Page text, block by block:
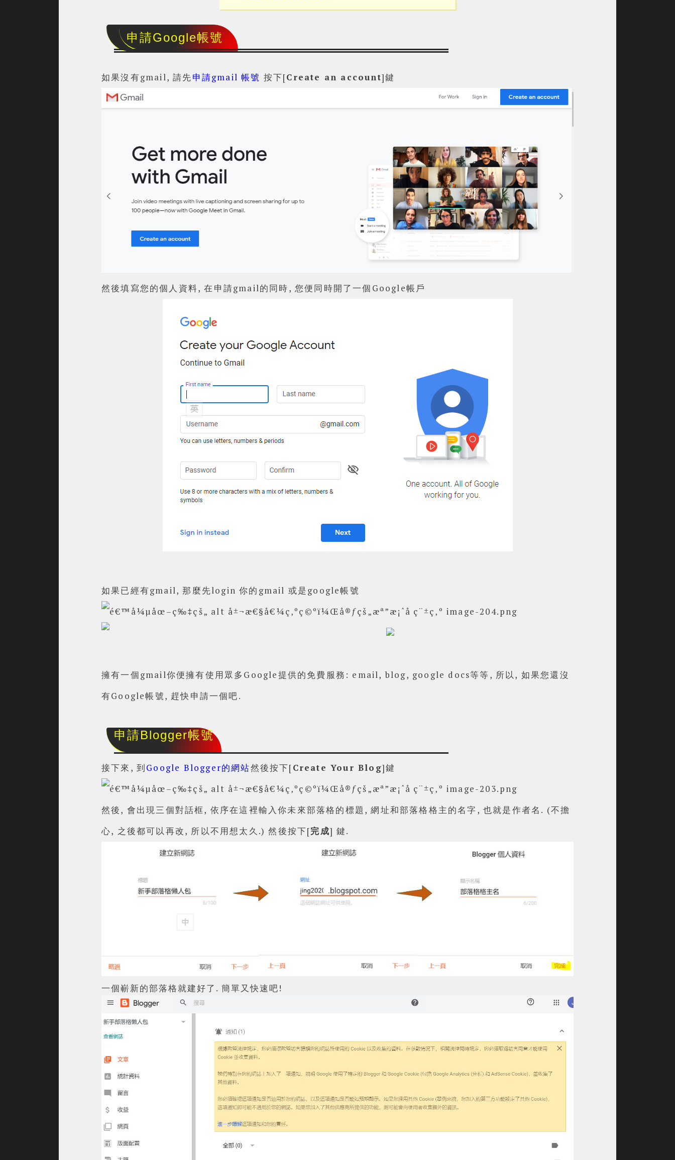
申請Google帳號
如果沒有gmail, 請先申請gmail 帳號 按下[Create an account]鍵
然後填寫您的個人資料, 在申請gmail的同時, 您便同時開了一個Google帳戶
如果已經有gmail, 那麼先login 你的gmail 或是google帳號
擁有一個gmail你便擁有使用眾多Google提供的免費服務: email, blog, google docs等等, 所以, 如果您還沒
有Google帳號, 趕快申請一個吧.
申請Blogger帳號
接下來, 到Google Blogger的網站然後按下[Create Your Blog]鍵
然後, 會出現三個對話框, 依序在這裡輸入你未來部落格的標題, 網址和部落格格主的名字, 也就是作者名. (不擔
心, 之後都可以再改, 所以不用想太久.) 然後按下[完成] 鍵.
一個嶄新的部落格就建好了. 簡單又快速吧!